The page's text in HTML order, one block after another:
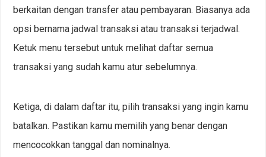
berkaitan dengan transfer atau pembayaran. Biasanya ada
opsi bernama jadwal transaksi atau transaksi terjadwal.
Ketuk menu tersebut untuk melihat daftar semua
transaksi yang sudah kamu atur sebelumnya.
Ketiga, di dalam daftar itu, pilih transaksi yang ingin kamu
batalkan. Pastikan kamu memilih yang benar dengan
mencocokkan tanggal dan nominalnya.